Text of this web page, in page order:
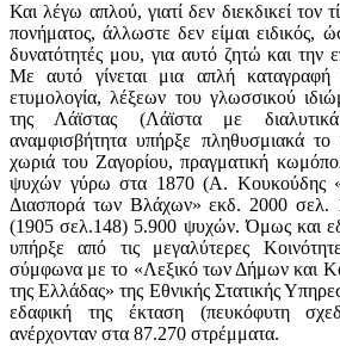
Και λέγω απλού, γιατί δεν διεκδικεί τον
πονήματος, άλλωστε δεν είμαι ειδικός,
δυνατότητές μου, για αυτό ζητώ και την
Με αυτό γίνεται μια απλή καταγραφή
ετυμολογία, λέξεων του γλωσσικού
της Λάϊστας (Λάϊστα με
αναμφισβήτητα υπήρξε πληθυσμιακά
χωριά του Ζαγορίου, πραγματική
ψυχών γύρω στα 1870 (Α. Κουκούδης
Διασπορά των Βλάχων» εκδ. 2000 σελ.
(1905 σελ.148) 5.900 ψυχών. Όμως και
υπήρξε από τις μεγαλύτερες
σύμφωνα με το «Λεξικό των Δήμων και
της Ελλάδας» της Εθνικής Στατικής
εδαφική της έκταση (πευκόφυτη
ανέρχονταν στα 87.270 στρέμματα.